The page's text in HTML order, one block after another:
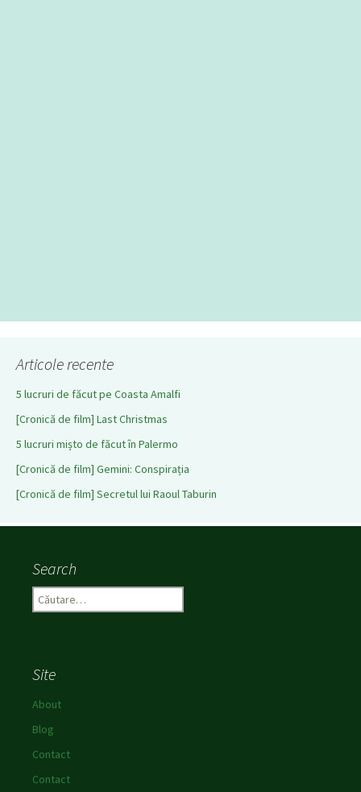
Articole recente
5 lucruri de făcut pe Coasta Amalfi
[Cronică de film] Last Christmas
5 lucruri mișto de făcut în Palermo
[Cronică de film] Gemini: Conspirația
[Cronică de film] Secretul lui Raoul Taburin
Search
a
d
p
ă
Site
About
Blog
Contact
Contact